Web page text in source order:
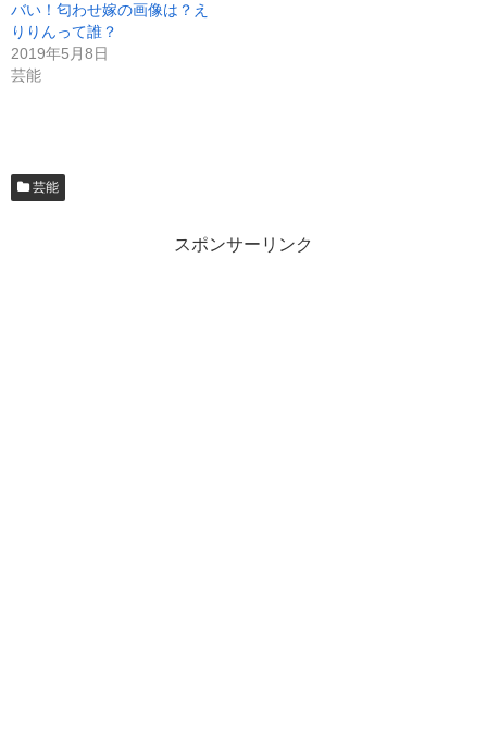
バい！匂わせ嫁の画像は？え
りりんって誰？
2019年5月8日
芸能
芸能
スポンサーリンク